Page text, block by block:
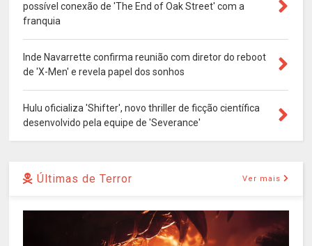
possível conexão de 'The End of Oak Street' com a
franquia
Inde Navarrette confirma reunião com diretor do reboot
de 'X-Men' e revela papel dos sonhos
Hulu oficializa 'Shifter', novo thriller de ficção científica
desenvolvido pela equipe de 'Severance'
Últimas de Terror Ver mais